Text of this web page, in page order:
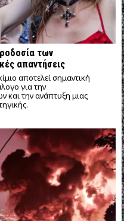
των
απαντήσεις
αποτελεί σημαντική
για την
και την ανάπτυξη μιας